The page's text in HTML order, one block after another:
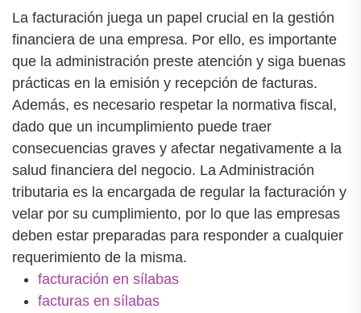
La facturación juega un papel crucial en la gestión
financiera de una empresa. Por ello, es importante
que la administración preste atención y siga buenas
prácticas en la emisión y recepción de facturas.
Además, es necesario respetar la normativa fiscal,
dado que un incumplimiento puede traer
consecuencias graves y afectar negativamente a la
salud financiera del negocio. La Administración
tributaria es la encargada de regular la facturación y
velar por su cumplimiento, por lo que las empresas
deben estar preparadas para responder a cualquier
requerimiento de la misma.
facturación en sílabas
facturas en sílabas